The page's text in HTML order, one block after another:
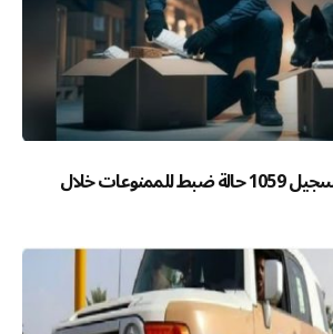
«المنافذ الجمركية»: تسجيل 1059 حالة ضبط للممنوعات خلال